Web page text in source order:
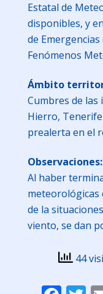
Estatal de
disponibles, y
de
Fenómenos
Ámbito
Cumbres de las
Hierro,
prealerta en el
Observaciones:
Al haber
meteorológicas
de la
viento, se dan
44